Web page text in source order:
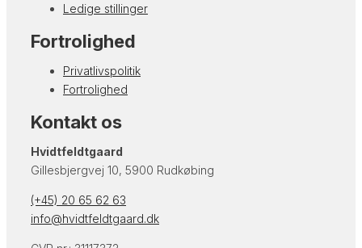
Ledige stillinger
Fortrolighed
Privatlivspolitik
Fortrolighed
Kontakt os
Hvidtfeldtgaard
Gillesbjergvej 10, 5900 Rudkøbing
(+45) 20 65 62 63
info@hvidtfeldtgaard.dk